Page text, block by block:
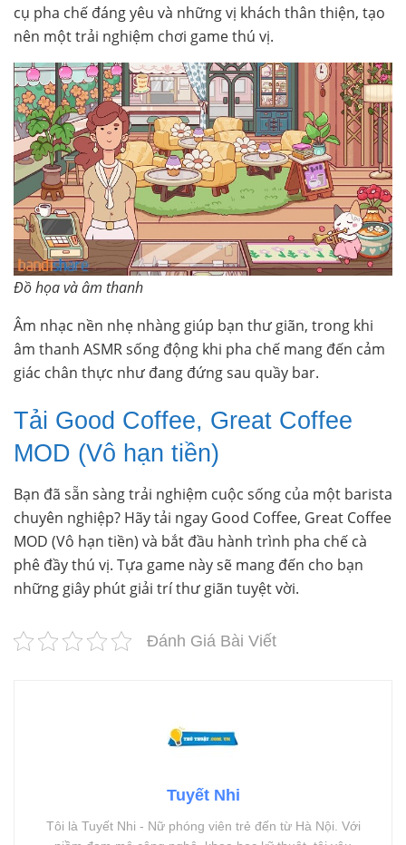
cụ pha chế đáng yêu và những vị khách thân thiện, tạo
nên một trải nghiệm chơi game thú vị.
Đồ họa và âm thanh
Âm nhạc nền nhẹ nhàng giúp bạn thư giãn, trong khi
âm thanh ASMR sống động khi pha chế mang đến cảm
giác chân thực như đang đứng sau quầy bar.
Tải Good Coffee, Great Coffee
MOD (Vô hạn tiền)
Bạn đã sẵn sàng trải nghiệm cuộc sống của một barista
chuyên nghiệp? Hãy tải ngay Good Coffee, Great Coffee
MOD (Vô hạn tiền) và bắt đầu hành trình pha chế cà
phê đầy thú vị. Tựa game này sẽ mang đến cho bạn
những giây phút giải trí thư giãn tuyệt vời.
Đánh Giá Bài Viết
Tuyết Nhi
Tôi là Tuyết Nhi - Nữ phóng viên trẻ đến từ Hà Nội. Với